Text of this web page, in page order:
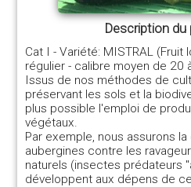
Description du
Cat I - Variété: MISTRAL (Fruit
régulier - calibre moyen de 20
Issus de nos méthodes de
préservant les sols et la
plus possible l'emploi de
végétaux.
Par exemple, nous assurons
aubergines contre les
naturels (insectes prédateurs
développent aux dépens de